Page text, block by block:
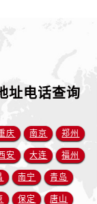
福建省龙岩市新罗区九一南路欧米茄售后服务中心（需提前预约）
福建省南平市建阳区人民西路欧米茄售后服务中心（需提前预约）
福建省宁德市蕉城区天湖东路欧米茄售后服务中心（需提前预约）
福建省莆田市城厢区霞林街道荔华东大道欧米茄售后服务中心（需提前预约）
址电话查询
庆 南京 郑州
安 大连 福州
南宁 青岛
保定 唐山